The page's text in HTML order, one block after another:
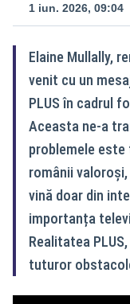
1 iun. 2026, 09:04
Elaine Mullally,
venit cu un
PLUS în cadrul
Aceasta ne-a
problemele
românii
vină doar din
importanța
Realitatea
tuturor